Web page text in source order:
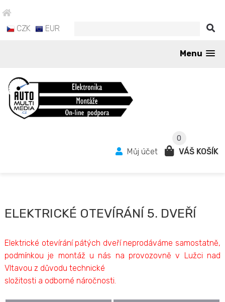
CZK EUR
Menu
0
Můj účet VÁŠ KOŠÍK
ELEKTRICKÉ OTEVÍRÁNÍ 5. DVEŘÍ
Elektrické otevírání pátých dveří neprodáváme samostatně,
podmínkou je montáž u nás na provozovně v Lužci nad
Vltavou z důvodu technické
složitosti a odborné náročnosti.